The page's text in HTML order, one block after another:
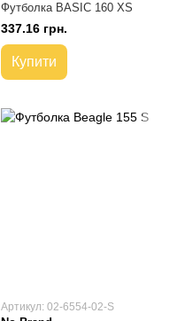
Футболка BASIC 160 XS
337.16 грн.
Купити
Артикул: 02-6554-02-S